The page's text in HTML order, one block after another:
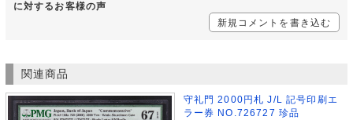
に対するお客様の声
新規コメントを書き込む
関連商品
守礼門 2000円札 J/L 記号印刷エ
ラー券 NO.726727 珍品